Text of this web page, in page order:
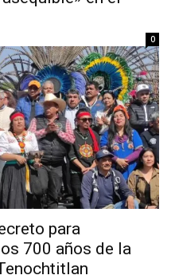
0
para
700 años de la